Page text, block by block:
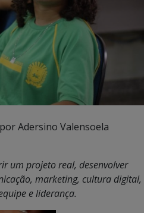
por Adersino Valensoela
um projeto real, desenvolver
marketing, cultura digital,
e liderança.